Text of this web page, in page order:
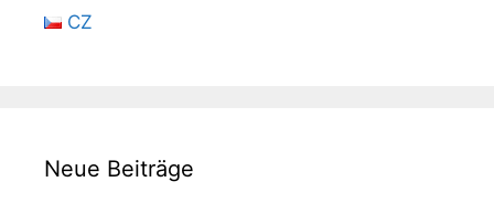
CZ
Neue Beiträge